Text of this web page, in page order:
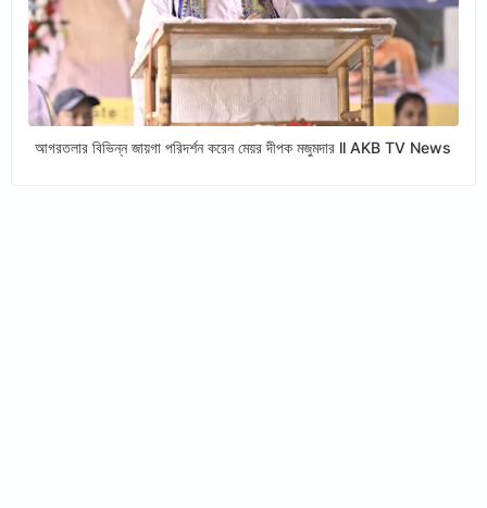
আগরতলার বিভিন্ন জায়গা পরিদর্শন করেন মেয়র দীপক মজুমদার ll AKB TV News